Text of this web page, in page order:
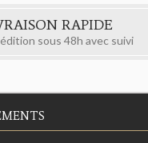
RAPIDE
sous 48h avec suivi